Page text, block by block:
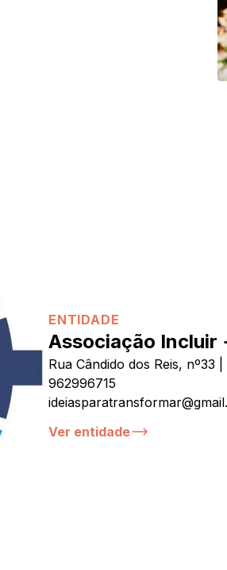
ENTIDADE
Associação Incluir
Rua Cândido dos Reis, nº33
962996715
Ver entidade